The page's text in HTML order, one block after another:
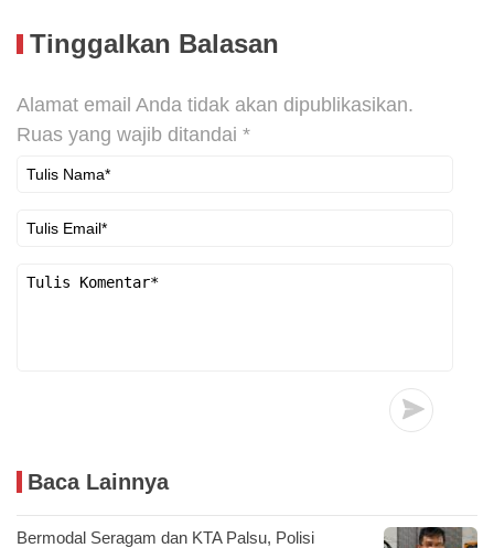
Tinggalkan Balasan
Alamat email Anda tidak akan dipublikasikan.
Ruas yang wajib ditandai *
Baca Lainnya
Bermodal Seragam dan KTA Palsu, Polisi